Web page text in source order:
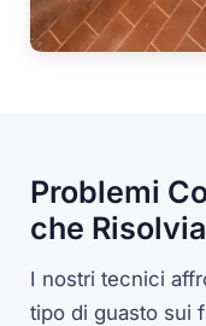
Problemi
che
I nostri tecnici
tipo di guasto sui